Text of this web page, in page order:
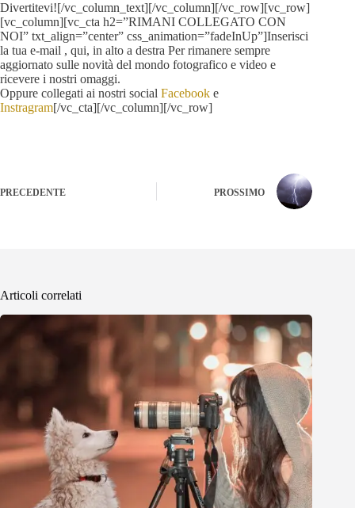
Divertitevi![/vc_column_text][/vc_column][/vc_row][vc_row]
[vc_column][vc_cta h2=”RIMANI COLLEGATO CON
NOI” txt_align=”center” css_animation=”fadeInUp”]Inserisci
la tua e-mail , qui, in alto a destra Per rimanere sempre
aggiornato sulle novità del mondo fotografico e video e
ricevere i nostri omaggi.
Oppure collegati ai nostri social Facebook e
Instragram[/vc_cta][/vc_column][/vc_row]
PRECEDENTE PROSSIMO
Articoli correlati